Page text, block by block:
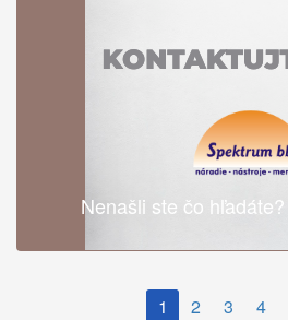
Nenašli ste čo hľadáte?
1 2 3 4